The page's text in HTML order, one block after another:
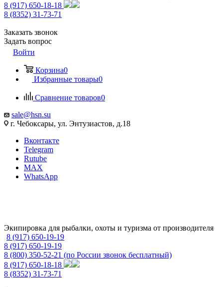
8 (917) 650-18-18
8 (8352) 31-73-71
Заказать звонок
Задать вопрос
Войти
Корзина0
Избранные товары0
Сравнение товаров0
sale@hsn.su
г. Чебоксары, ул. Энтузиастов, д.18
Вконтакте
Telegram
Rutube
MAX
WhatsApp
Экипировка для рыбалки, охоты и туризма от производителя
8 (917) 650-19-19
8 (917) 650-19-19
8 (800) 350-52-21 (по России звонок бесплатный)
8 (917) 650-18-18
8 (8352) 31-73-71